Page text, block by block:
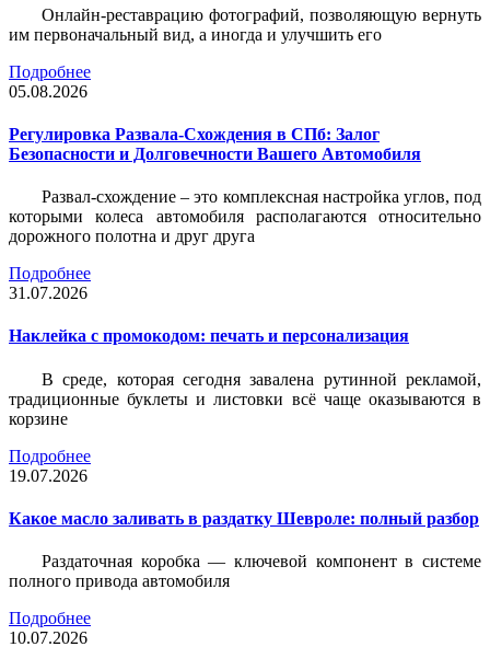
Онлайн-реставрацию фотографий, позволяющую вернуть
им первоначальный вид, а иногда и улучшить его
Подробнее
05.08.2026
Регулировка Развала-Схождения в СПб: Залог
Безопасности и Долговечности Вашего Автомобиля
Развал-схождение – это комплексная настройка углов, под
которыми колеса автомобиля располагаются относительно
дорожного полотна и друг друга
Подробнее
31.07.2026
Наклейка c промокодом: печать и персонализация
В среде, которая сегодня завалена рутинной рекламой,
традиционные буклеты и листовки всё чаще оказываются в
корзине
Подробнее
19.07.2026
Какое масло заливать в раздатку Шевроле: полный разбор
Раздаточная коробка — ключевой компонент в системе
полного привода автомобиля
Подробнее
10.07.2026